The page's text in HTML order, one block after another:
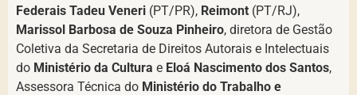
Federais Tadeu Veneri (PT/PR), Reimont (PT/RJ),
Marissol Barbosa de Souza Pinheiro, diretora de Gestão
Coletiva da Secretaria de Direitos Autorais e Intelectuais
do Ministério da Cultura e Eloá Nascimento dos Santos,
Assessora Técnica do Ministério do Trabalho e